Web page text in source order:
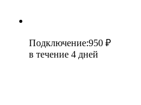
Подключение:950 ₽
в течение 4 дней